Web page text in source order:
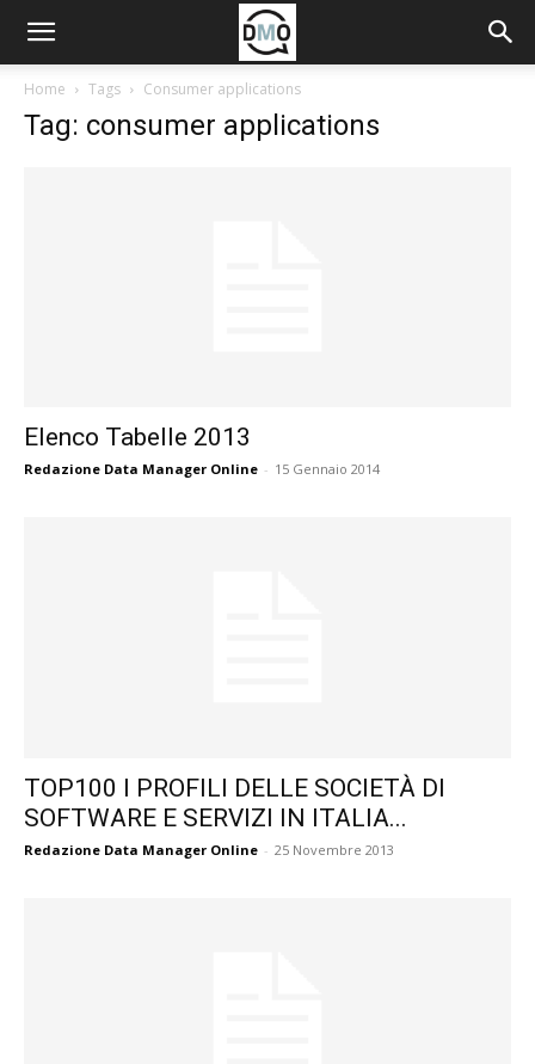
Home Tags Consumer applications
Tag: consumer applications
Elenco Tabelle 2013
Redazione Data Manager Online - 15 Gennaio 2014
TOP100 I PROFILI DELLE SOCIETÀ DI
SOFTWARE E SERVIZI IN ITALIA...
Redazione Data Manager Online - 25 Novembre 2013